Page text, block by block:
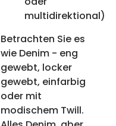
multidirektional)
Betrachten Sie es
wie Denim - eng
gewebt, locker
gewebt, einfarbig
oder mit
modischem Twill.